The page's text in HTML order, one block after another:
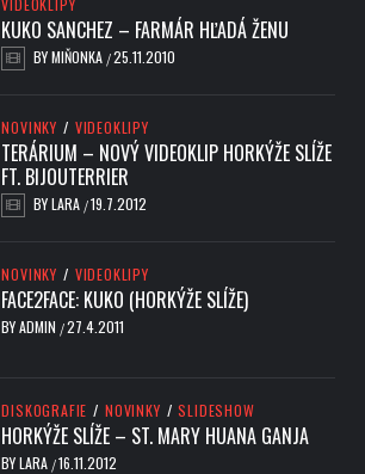
VIDEOKLIPY
KUKO SANCHEZ – FARMÁR HĽADÁ ŽENU
BYMIŇONKA /25.11.2010
NOVINKY / VIDEOKLIPY
TERÁRIUM – NOVÝ VIDEOKLIP HORKÝŽE SLÍŽE
FT. BIJOUTERRIER
BYLARA /19.7.2012
NOVINKY / VIDEOKLIPY
FACE2FACE: KUKO (HORKÝŽE SLÍŽE)
BYADMIN /27.4.2011
DISKOGRAFIE / NOVINKY / SLIDESHOW
HORKÝŽE SLÍŽE – ST. MARY HUANA GANJA
BYLARA /16.11.2012